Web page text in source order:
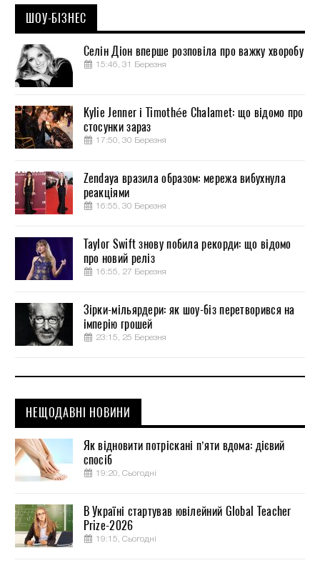
ШОУ-БІЗНЕС
Селін Діон вперше розповіла про важку хворобу
15:46, 31 Березня
Kylie Jenner і Timothée Chalamet: що відомо про
стосунки зараз
17:50, 30 Березня
Zendaya вразила образом: мережа вибухнула
реакціями
16:55, 30 Березня
Taylor Swift знову побила рекорди: що відомо
про новий реліз
16:55, 27 Березня
Зірки-мільярдери: як шоу-біз перетворився на
імперію грошей
23:15, 25 Березня
НЕЩОДАВНІ НОВИНИ
Як відновити потріскані п’яти вдома: дієвий
спосіб
19:20, Сьогодні
В Україні стартував ювілейний Global Teacher
Prize-2026
19:15, Сьогодні